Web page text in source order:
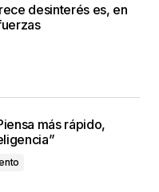
desinterés es, en
más rápido,